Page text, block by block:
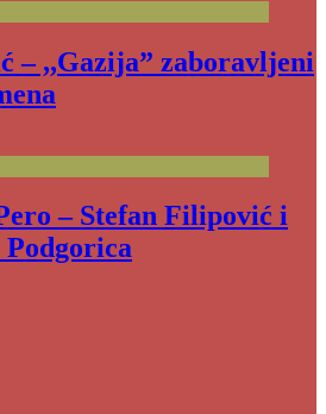
– ,,Gazija” zaboravljeni
– Stefan Filipović i